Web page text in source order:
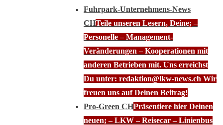
Fuhrpark-Unternehmens-News
CHTeile unseren Lesern, Deine; –
Personelle – Management-
Veränderungen – Kooperationen mit
anderen Betrieben mit. Uns erreichst
Du unter: redaktion@lkw-news.ch Wir
freuen uns auf Deinen Beitrag!
Pro-Green CHPräsentiere hier Deinen
neuen; – LKW – Reisecar – Linienbus